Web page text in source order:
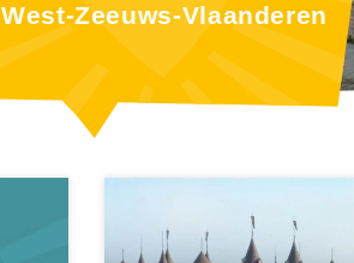
West-Zeeuws-Vlaanderen